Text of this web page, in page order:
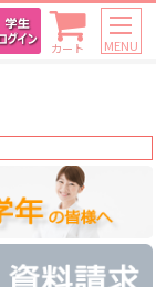
カート MENU